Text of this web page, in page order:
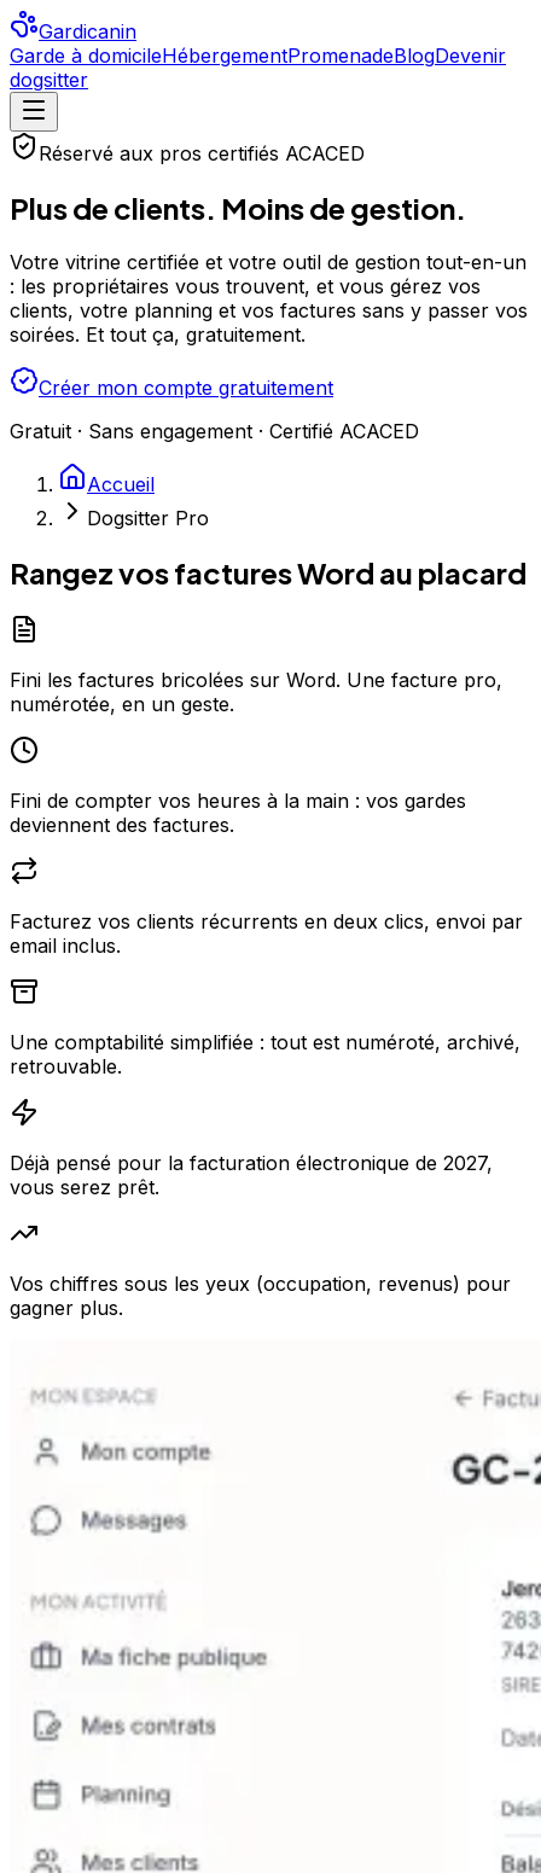
Gardicanin
Garde à domicileHébergementPromenadeBlogDevenir
dogsitter
Réservé aux pros certifiés ACACED
Plus de clients. Moins de gestion.
Votre vitrine certifiée et votre outil de gestion tout-en-un
: les propriétaires vous trouvent, et vous gérez vos
clients, votre planning et vos factures sans y passer vos
soirées. Et tout ça, gratuitement.
Créer mon compte gratuitement
Gratuit · Sans engagement · Certifié ACACED
Accueil
Dogsitter Pro
Rangez vos factures Word au placard
Fini les factures bricolées sur Word. Une facture pro,
numérotée, en un geste.
Fini de compter vos heures à la main : vos gardes
deviennent des factures.
Facturez vos clients récurrents en deux clics, envoi par
email inclus.
Une comptabilité simplifiée : tout est numéroté, archivé,
retrouvable.
Déjà pensé pour la facturation électronique de 2027,
vous serez prêt.
Vos chiffres sous les yeux (occupation, revenus) pour
gagner plus.